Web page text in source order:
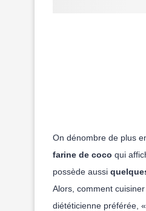
On dénombre de plus
farine de coco qui
possède aussi
Alors, comment
diététicienne préférée,